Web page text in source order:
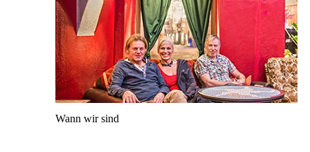
Wann wir sind